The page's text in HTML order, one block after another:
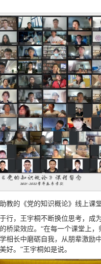
教的《党的知识概论》线上课
行，王宇桐不断换位思考，成
桥梁效应。“在每一个课堂上，
相长中磨砺自我，从朋辈激励
好。”王宇桐如是说。